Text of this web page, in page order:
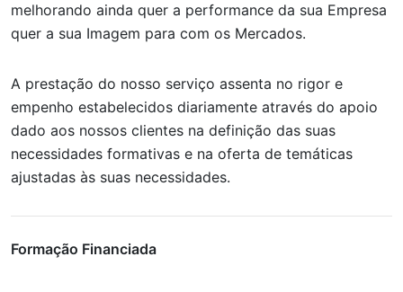
melhorando ainda quer a performance da sua Empresa
quer a sua Imagem para com os Mercados.
A prestação do nosso serviço assenta no rigor e
empenho estabelecidos diariamente através do apoio
dado aos nossos clientes na definição das suas
necessidades formativas e na oferta de temáticas
ajustadas às suas necessidades.
Formação Financiada